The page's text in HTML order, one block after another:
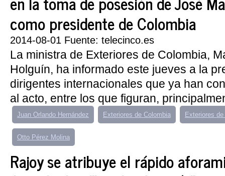
como presidente de Colombia
2014-08-01 Fuente: telecinco.es
La ministra de Exteriores de Colombia,
Holguín, ha informado este jueves a la
dirigentes internacionales que ya han
al acto, entre los que figuran,
Juan Orlando Hernández Exteriores de Colombia Exteriores
Otto Pérez Molina
Rajoy se atribuye el rápido